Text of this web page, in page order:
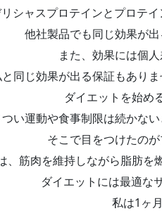
シャスプロテインとプロテイ
他社製品でも同じ効果が出
また、効果には個人
同じ効果が出る保証もありま
ダイエットを始め
つい運動や食事制限は続かな
そこで目をつけたのが
、筋肉を維持しながら脂肪を
ダイエットには最適な
私は1ヶ月